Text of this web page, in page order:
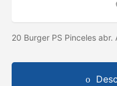
20 Burger PS Pinceles